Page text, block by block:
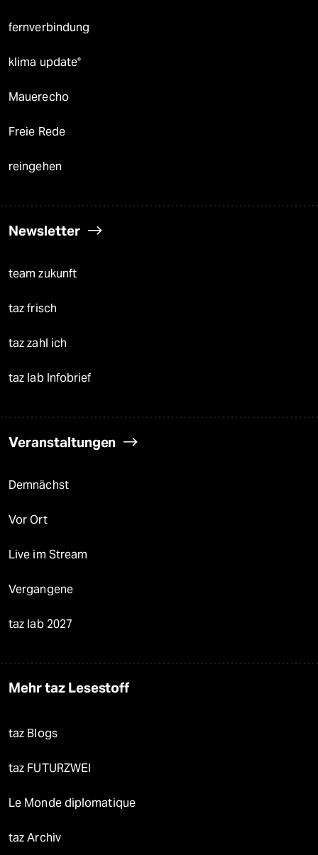
fernverbindung
klima update°
Mauerecho
Freie Rede
reingehen
Newsletter
team zukunft
taz frisch
taz zahl ich
taz lab Infobrief
Veranstaltungen
Demnächst
Vor Ort
Live im Stream
Vergangene
taz lab 2027
Mehr taz Lesestoff
taz Blogs
taz FUTURZWEI
Le Monde diplomatique
taz Archiv